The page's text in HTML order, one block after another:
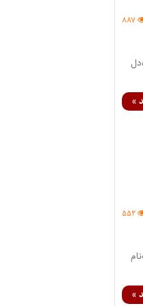
۸۸۷
»
۵۵۲
مهلت ثبت‌نام
»